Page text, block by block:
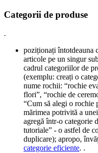
Categorii de produse
.
poziționați întotdeauna
articole pe un singur
cadrul categoriilor de
(exemplu: creați o
nume rochii: “rochie
flori”, “rochie de
“Cum să alegi o rochie
mărimea potrivită a
agregă într-o categorie
tutoriale” - o astfel de
duplicare); apropo,
categorie eficiente. .